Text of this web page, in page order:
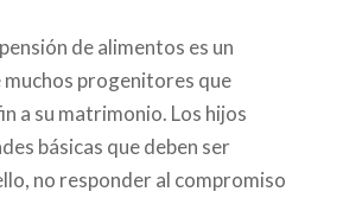
de alimentos es un
progenitores que
a su matrimonio. Los hijos
básicas que deben ser
no responder al compromiso